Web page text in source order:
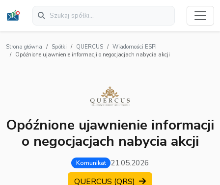
Strona główna Spółki QUERCUS
Wiadomości ESPI
Opóźnione ujawnienie informacji o negocjacjach nabycia akcji
Opóźnione ujawnienie informacji
o negocjacjach nabycia akcji
Komunikat 21.05.2026
QUERCUS (QRS)